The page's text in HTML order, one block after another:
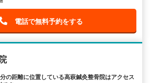
電話で無料予約をする
の距離に位置している高萩鍼灸整骨院はアクセス